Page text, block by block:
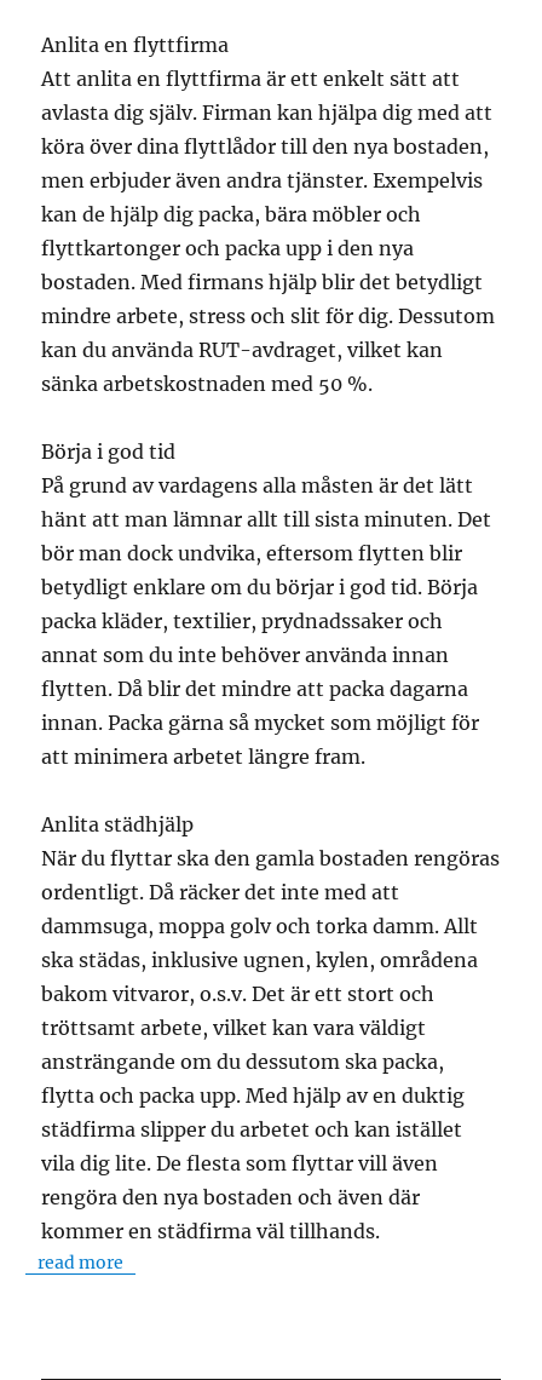
Anlita en flyttfirma
Att anlita en flyttfirma är ett enkelt sätt att
avlasta dig själv. Firman kan hjälpa dig med att
köra över dina flyttlådor till den nya bostaden,
men erbjuder även andra tjänster. Exempelvis
kan de hjälp dig packa, bära möbler och
flyttkartonger och packa upp i den nya
bostaden. Med firmans hjälp blir det betydligt
mindre arbete, stress och slit för dig. Dessutom
kan du använda RUT-avdraget, vilket kan
sänka arbetskostnaden med 50 %.
Börja i god tid
På grund av vardagens alla måsten är det lätt
hänt att man lämnar allt till sista minuten. Det
bör man dock undvika, eftersom flytten blir
betydligt enklare om du börjar i god tid. Börja
packa kläder, textilier, prydnadssaker och
annat som du inte behöver använda innan
flytten. Då blir det mindre att packa dagarna
innan. Packa gärna så mycket som möjligt för
att minimera arbetet längre fram.
Anlita städhjälp
När du flyttar ska den gamla bostaden rengöras
ordentligt. Då räcker det inte med att
dammsuga, moppa golv och torka damm. Allt
ska städas, inklusive ugnen, kylen, områdena
bakom vitvaror, o.s.v. Det är ett stort och
tröttsamt arbete, vilket kan vara väldigt
ansträngande om du dessutom ska packa,
flytta och packa upp. Med hjälp av en duktig
städfirma slipper du arbetet och kan istället
vila dig lite. De flesta som flyttar vill även
rengöra den nya bostaden och även där
kommer en städfirma väl tillhands.
read more